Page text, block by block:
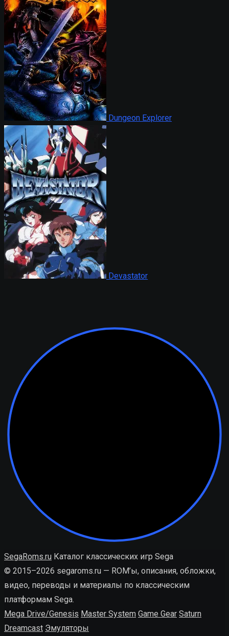
Dungeon Explorer
Devastator
SegaRoms.ru Каталог классических игр Sega
© 2015–2026 segaroms.ru — ROM’ы, описания, обложки,
видео, переводы и материалы по классическим
платформам Sega.
Mega Drive/Genesis Master System Game Gear Saturn
Dreamcast Эмуляторы